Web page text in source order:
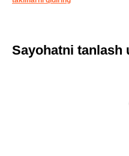
Sayohatni tanlash